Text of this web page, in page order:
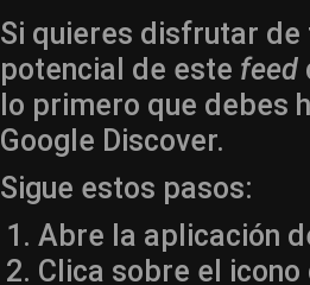
Si quieres disfrutar de
potencial de este feed
lo primero que debes
Google Discover.
Sigue estos pasos:
Abre la aplicación
Clica sobre el